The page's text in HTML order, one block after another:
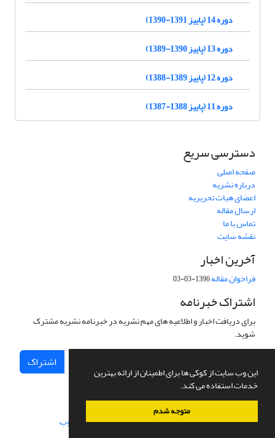
این وب سایت از کوکی ها برای اطمینان از ارائه بهترین
خدمات استفاده می کند.
متوجه شدم
دوره 14 (پاییز 1391-1390)
دوره 13 (پاییز 1390-1389)
دوره 12 (پاییز 1389-1388)
دوره 11 (پاییز 1388-1387)
دسترسی سریع
صفحه اصلی
درباره نشریه
اعضای هیات تحریریه
ارسال مقاله
تماس با ما
نقشه سایت
آخرین اخبار
فراخوان مقاله1396-03-03
اشتراک خبرنامه
برای دریافت اخبار و اطلاعیه های مهم نشریه در خبرنامه نشریه مشترک
شوید.
اشتراک
سامانه مدیریت نشریات علمی.طراحی و پیاده سازی از سیناوب